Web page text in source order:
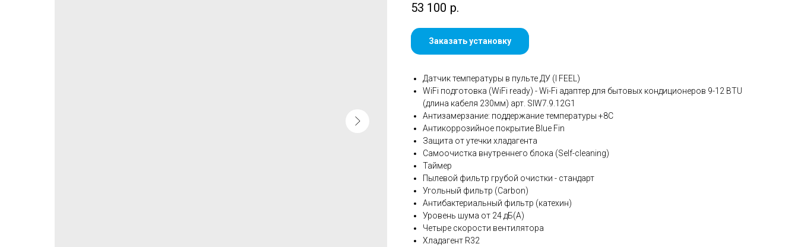
53 100 р.
Заказать установку
Датчик температуры в пульте ДУ (I FEEL)
WiFi подготовка (WiFi ready) - Wi-Fi адаптер для бытовых кондиционеров 9-12 BTU
(длина кабеля 230мм) арт. SIW7.9.12G1
Антизамерзание: поддержание температуры +8С
Антикоррозийное покрытие Blue Fin
Защита от утечки хладагента
Самоочистка внутреннего блока (Self-cleaning)
Таймер
Пылевой фильтр грубой очистки - стандарт
Угольный фильтр (Carbon)
Антибактериальный фильтр (катехин)
Уровень шума от 24 дБ(А)
Четыре скорости вентилятора
Хладагент R32